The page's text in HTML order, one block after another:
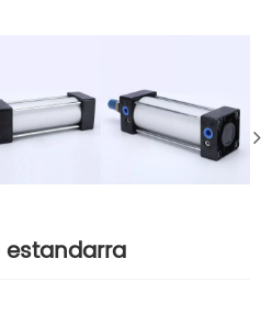
estandarra